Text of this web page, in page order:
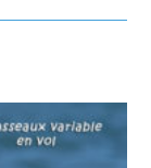
autre